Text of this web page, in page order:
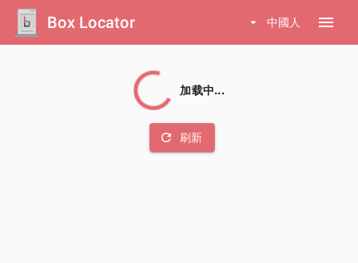
Box Locator arrow_drop_down 中國人 menu
加载中...
refresh 刷新